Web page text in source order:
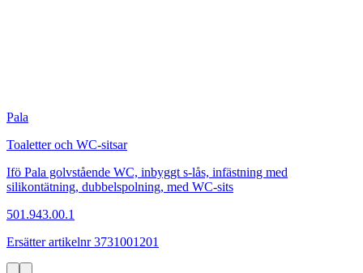
Pala
Toaletter och WC-sitsar
Ifö Pala golvstående WC, inbyggt s-lås, infästning med
silikontätning, dubbelspolning, med WC-sits
501.943.00.1
Ersätter artikelnr 3731001201